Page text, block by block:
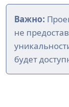
Важно:
не
будет